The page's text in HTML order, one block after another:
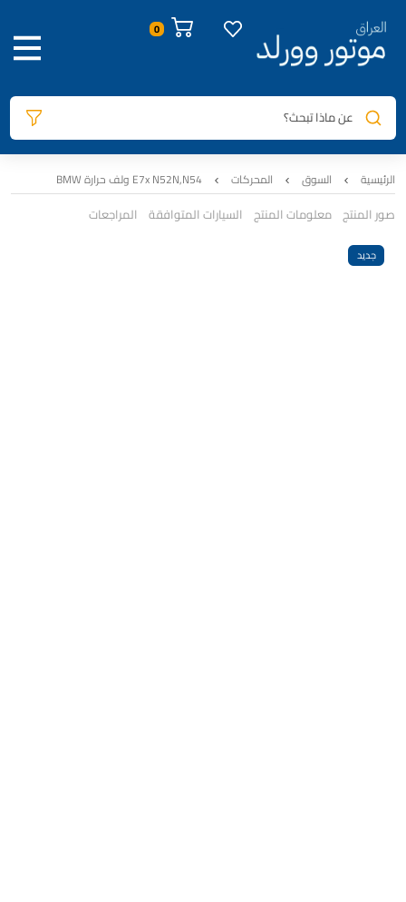
عن ماذا تبحث؟
الرئيسية السوق المحركات E7x N52N,N54 ولف حرارة BMW
صور المنتج معلومات المنتج السيارات المتوافقة المراجعات
جديد